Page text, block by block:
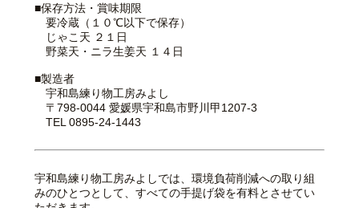
■保存方法・賞味期限
要冷蔵（１０℃以下で保存）
じゃこ天 ２１日
野菜天・ニラ生姜天 １４日
■製造者
宇和島練り物工房みよし
〒798-0044 愛媛県宇和島市野川甲1207-3
TEL 0895-24-1443
宇和島練り物工房みよしでは、環境負荷削減への取り組
みのひとつとして、すべての手提げ袋を有料とさせてい